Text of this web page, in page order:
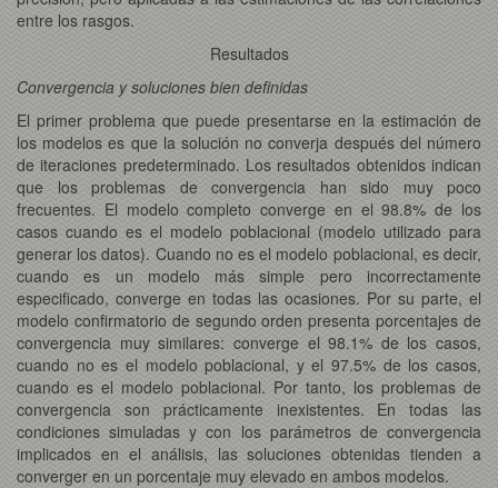
entre los rasgos.
Resultados
Convergencia y soluciones bien definidas
El primer problema que puede presentarse en la estimación de
los modelos es que la solución no converja después del número
de iteraciones predeterminado. Los resultados obtenidos indican
que los problemas de convergencia han sido muy poco
frecuentes. El modelo completo converge en el 98.8% de los
casos cuando es el modelo poblacional (modelo utilizado para
generar los datos). Cuando no es el modelo poblacional, es decir,
cuando es un modelo más simple pero incorrectamente
especificado, converge en todas las ocasiones. Por su parte, el
modelo confirmatorio de segundo orden presenta porcentajes de
convergencia muy similares: converge el 98.1% de los casos,
cuando no es el modelo poblacional, y el 97.5% de los casos,
cuando es el modelo poblacional. Por tanto, los problemas de
convergencia son prácticamente inexistentes. En todas las
condiciones simuladas y con los parámetros de convergencia
implicados en el análisis, las soluciones obtenidas tienden a
converger en un porcentaje muy elevado en ambos modelos.